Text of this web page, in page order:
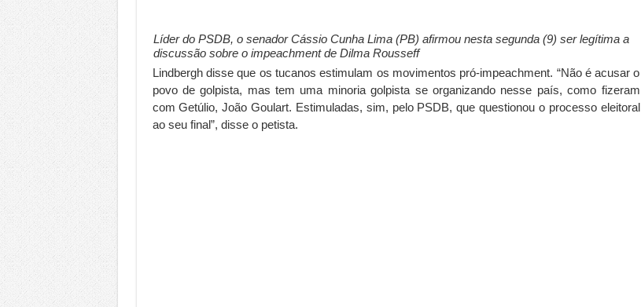
Líder do PSDB, o senador Cássio Cunha Lima (PB) afirmou nesta segunda (9) ser legítima a
discussão sobre o impeachment de Dilma Rousseff
Lindbergh disse que os tucanos estimulam os movimentos pró-impeachment. “Não é acusar o
povo de golpista, mas tem uma minoria golpista se organizando nesse país, como fizeram
com Getúlio, João Goulart. Estimuladas, sim, pelo PSDB, que questionou o processo eleitoral
ao seu final”, disse o petista.